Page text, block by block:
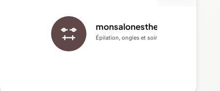
monsalonesthetique.ca
Épilation, ongles et soins du visage